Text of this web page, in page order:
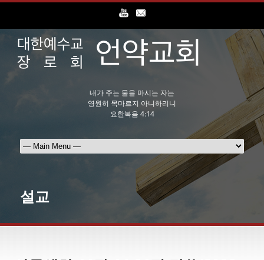
내가 주는 물을 마시는 자는
영원히 목마르지 아니하리니
요한복음 4:14
설교